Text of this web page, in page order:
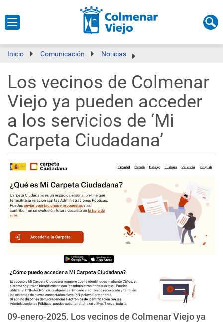
Inicio Comunicación Noticias
Los vecinos de Colmenar
Viejo ya pueden acceder
a los servicios de ‘Mi
Carpeta Ciudadana’
09-enero-2025. Los vecinos de Colmenar Viejo ya